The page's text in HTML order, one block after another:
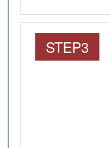
STEP3